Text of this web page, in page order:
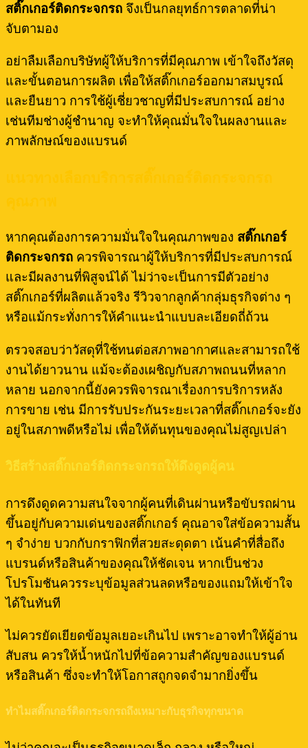
สติ๊กเกอร์ติดกระจกรถ จึงเป็นกลยุทธ์การตลาดที่น่า
จับตามอง
อย่าลืมเลือกบริษัทผู้ให้บริการที่มีคุณภาพ เข้าใจถึงวัสดุ
และขั้นตอนการผลิต เพื่อให้สติ๊กเกอร์ออกมาสมบูรณ์
และยืนยาว การใช้ผู้เชี่ยวชาญที่มีประสบการณ์ อย่าง
เช่นทีมช่างผู้ชำนาญ จะทำให้คุณมั่นใจในผลงานและ
ภาพลักษณ์ของแบรนด์
หากคุณต้องการความมั่นใจในคุณภาพของ สติ๊กเกอร์
ติดกระจกรถ ควรพิจารณาผู้ให้บริการที่มีประสบการณ์
และมีผลงานที่พิสูจน์ได้ ไม่ว่าจะเป็นการมีตัวอย่าง
สติ๊กเกอร์ที่ผลิตแล้วจริง รีวิวจากลูกค้ากลุ่มธุรกิจต่าง ๆ
หรือแม้กระทั่งการให้คำแนะนำแบบละเอียดถี่ถ้วน
ตรวจสอบว่าวัสดุที่ใช้ทนต่อสภาพอากาศและสามารถใช้
งานได้ยาวนาน แม้จะต้องเผชิญกับสภาพถนนที่หลาก
หลาย นอกจากนี้ยังควรพิจารณาเรื่องการบริการหลัง
การขาย เช่น มีการรับประกันระยะเวลาที่สติ๊กเกอร์จะยัง
อยู่ในสภาพดีหรือไม่ เพื่อให้ต้นทุนของคุณไม่สูญเปล่า
วิธีสร้างสติ๊กเกอร์ติดกระจกรถให้ดึงดูดผู้คน
การดึงดูดความสนใจจากผู้คนที่เดินผ่านหรือขับรถผ่าน
ขึ้นอยู่กับความเด่นของสติ๊กเกอร์ คุณอาจใส่ข้อความสั้น
ๆ จำง่าย บวกกับกราฟิกที่สวยสะดุดตา เน้นคำที่สื่อถึง
แบรนด์หรือสินค้าของคุณให้ชัดเจน หากเป็นช่วง
โปรโมชันควรระบุข้อมูลส่วนลดหรือของแถมให้เข้าใจ
ได้ในทันที
ไม่ควรยัดเยียดข้อมูลเยอะเกินไป เพราะอาจทำให้ผู้อ่าน
สับสน ควรให้น้ำหนักไปที่ข้อความสำคัญของแบรนด์
หรือสินค้า ซึ่งจะทำให้โอกาสถูกจดจำมากยิ่งขึ้น
ทำไมสติ๊กเกอร์ติดกระจกรถถึงเหมาะกับธุรกิจทุกขนาด